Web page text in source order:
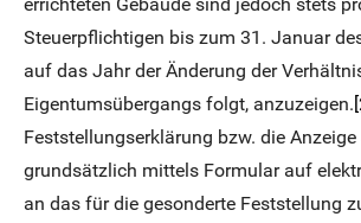
Steuerpflichtigen bis zum 31. Januar
auf das Jahr der Änderung der
Eigentumsübergangs folgt, anzuzeigen.
Feststellungserklärung bzw. die Anzeige
grundsätzlich mittels Formular auf
an das für die gesonderte Feststellung